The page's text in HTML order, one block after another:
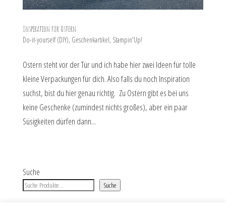
Inspiration für Ostern
Do-it-yourself (DIY), Geschenkartikel, Stampin'Up!
Ostern steht vor der Tür und ich habe hier zwei Ideen für tolle
kleine Verpackungen für dich. Also falls du noch Inspiration
suchst, bist du hier genau richtig. Zu Ostern gibt es bei uns
keine Geschenke (zumindest nichts großes), aber ein paar
Süsigkeiten dürfen dann...
Suche
Suche